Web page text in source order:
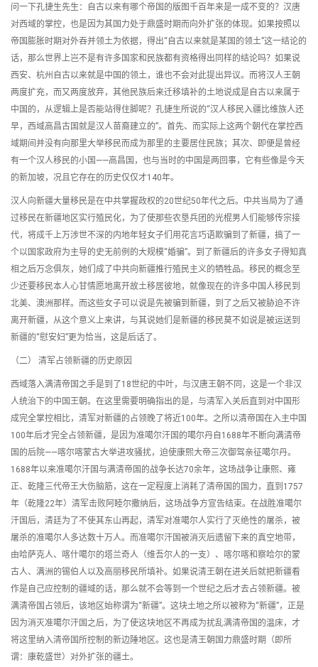
问一下孔捷生先生：自古以来有哪个帝国的版图千百年来是一成不变的？汉唐
对西域的掌控，也是因为其国力处于鼎盛时期而向外扩张的体现。如果按照以
帝国膨胀时期对外吞并领土为依据，得出“自古以来就是某国的领土”这一结论的
话，那么世界上岂不是有许多国家和民族都有资格得出同样的结论吗？如果说
西安、杭州自古以来就是中国的领土，谁也不会对此提出异议。而将汉人王朝
两度扩充，而又两度放弃，其他民族后来迁移填补的土地说成是自古以来属于
中国的，从逻辑上是否能站得住脚呢？孔捷生所说的“汉人移民入疆比维族人还
早，西域高昌古国就是汉人苗裔建立的”。首先、而实际上这两个朝代在掌控西
域期间并没有向那里大举移民而成为那里的主要居住民族；其次、即便是曾经
有一个汉人移民的小国——高昌国，也与当时的中国是两回事，它有些像是今天
的新加坡，况且它存在的历史仅仅才140年。
汉人向新疆大量移民是在中共掌握政权的20世纪50年代之后。中共当局为了通
过移民在新疆地区实行殖民化，为了使那些农垦兵团的光棍男人们能够传宗接
代，将成千上万涉世不深的内地年轻女子们用花言巧语欺骗到了新疆，搞了一
个以国家政府为主导的史无前例的大规模“婚骗”。到了新疆后的许多女子得知真
相之后万念俱灰，她们成了中共向新疆推行殖民主义的牺牲品。移民的概念至
少还要移民本人心甘情愿地离开故土移居彼地，就像现在的许多中国人移民到
北美、澳洲那样。而这些女子可以说是先被骗到新疆，到了之后又被胁迫不许
离开新疆，从这个意义上来讲，与其说她们是新疆的移民莫不如说是被运送到
新疆的“慰安妇”更为恰当，这是后话了。
（二） 清军占领新疆的历史原因
西域落入满清帝国之手是到了18世纪的中叶，与汉唐王朝不同，这是一个非汉
人统治下的中国王朝。在这里需要明确指出的是，与清军入关后直到对中国形
成完全掌控相比，清军对新疆的占领晚了将近100年。之所以清帝国在入主中国
100年后才完全占领新疆，是因为准噶尔汗国的噶尔丹自1688年不断向满清帝
国的后院——喀尔喀蒙古大举进攻骚扰，迫使康熙大帝三次御驾亲征噶尔丹。
1688年以来准噶尔汗国与满清帝国的战争长达70余年，这场战争让康熙、雍
正、乾隆三代帝王大伤脑筋，这在一定程度上消耗了清帝国的国力，直到1757
年（乾隆22年）清军击败阿睦尔撒纳后，这场战争方宣告结束。在战胜准噶尔
汗国后，清廷为了不使其东山再起，清军对准噶尔人实行了灭绝性的屠杀，被
屠杀的准噶尔人多达数十万人。而准噶尔汗国被消灭后遗留下来的真空地带，
由哈萨克人、喀什噶尔的塔兰奇人（维吾尔人的一支）、喀尔喀和察哈尔的蒙
古人、满洲的锡伯人以及高丽移民所填补。如果说清王朝在进关后就把新疆看
作是自己应控制的疆域的话，那么就不会等到一个世纪之后才去占领新疆。被
满清帝国占领后，该地区始称谓为“新疆”。这块土地之所以被称为“新疆”，正是
因为消灭准噶尔汗国之后，为了使这块地区不再成为扰乱满清帝国的温床，才
将这里纳入清帝国所控制的新边陲地区。这也是清王朝国力鼎盛时期（即所
谓：康乾盛世）对外扩张的疆土。